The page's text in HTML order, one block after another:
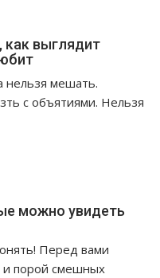
как выглядит
мешать.
с объятиями. Нельзя
можно увидеть
Перед вами
и порой смешных